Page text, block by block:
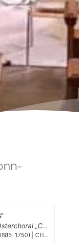
Choralvorspiel über den Osterchoral „Christ lag in Todesbanden“ (BWV 625)
JOHANN SEBASTIAN BACH (1685-1750) | CHRISTIAN JACOB, ORGEL